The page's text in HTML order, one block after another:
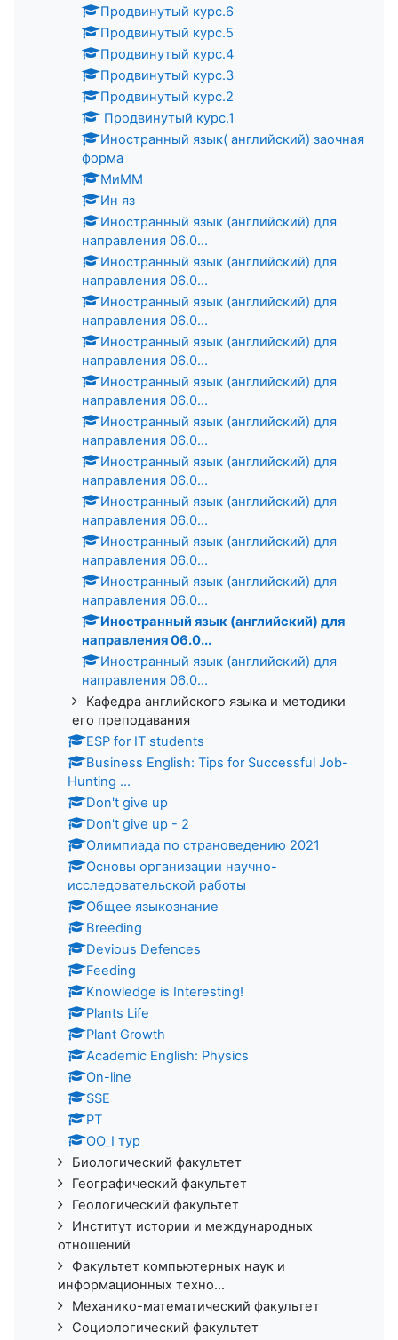
Продвинутый курс.6
Продвинутый курс.5
Продвинутый курс.4
Продвинутый курс.3
Продвинутый курс.2
Продвинутый курс.1
Иностранный язык( английский) заочная
форма
МиММ
Ин яз
Иностранный язык (английский) для
направления 06.0...
Иностранный язык (английский) для
направления 06.0...
Иностранный язык (английский) для
направления 06.0...
Иностранный язык (английский) для
направления 06.0...
Иностранный язык (английский) для
направления 06.0...
Иностранный язык (английский) для
направления 06.0...
Иностранный язык (английский) для
направления 06.0...
Иностранный язык (английский) для
направления 06.0...
Иностранный язык (английский) для
направления 06.0...
Иностранный язык (английский) для
направления 06.0...
Иностранный язык (английский) для
направления 06.0...
Иностранный язык (английский) для
направления 06.0...
Кафедра английского языка и методики
его преподавания
ESP for IT students
Business English: Tips for Successful Job-
Hunting ...
Don't give up
Don't give up - 2
Олимпиада по страноведению 2021
Основы организации научно-
исследовательской работы
Общее языкознание
Breeding
Devious Defences
Feeding
Knowledge is Interesting!
Plants Life
Plant Growth
Academic English: Physics
On-line
SSE
PT
ОО_I тур
Биологический факультет
Географический факультет
Геологический факультет
Институт истории и международных
отношений
Факультет компьютерных наук и
информационных техно...
Механико-математический факультет
Социологический факультет